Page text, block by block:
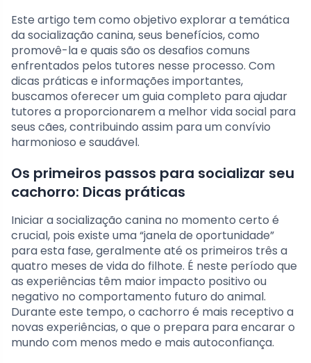
Este artigo tem como objetivo explorar a temática
da socialização canina, seus benefícios, como
promovê-la e quais são os desafios comuns
enfrentados pelos tutores nesse processo. Com
dicas práticas e informações importantes,
buscamos oferecer um guia completo para ajudar
tutores a proporcionarem a melhor vida social para
seus cães, contribuindo assim para um convívio
harmonioso e saudável.
Os primeiros passos para socializar seu
cachorro: Dicas práticas
Iniciar a socialização canina no momento certo é
crucial, pois existe uma “janela de oportunidade”
para esta fase, geralmente até os primeiros três a
quatro meses de vida do filhote. É neste período que
as experiências têm maior impacto positivo ou
negativo no comportamento futuro do animal.
Durante este tempo, o cachorro é mais receptivo a
novas experiências, o que o prepara para encarar o
mundo com menos medo e mais autoconfiança.